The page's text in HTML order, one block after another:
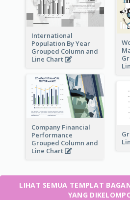
International
Population By Year
Grouped Column and
Line Chart
Company Financial
Performance
Grouped Column and
Line Chart
LIHAT SEMUA TEMPLAT
YANG